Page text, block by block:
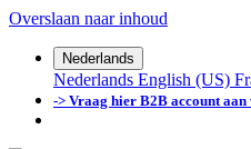
Overslaan naar inhoud
Nederlands
Nederlands English (US)
-> Vraag hier B2B account